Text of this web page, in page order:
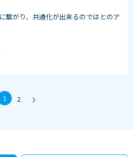
繋がり、共通化が出来るのではとのア
1 2